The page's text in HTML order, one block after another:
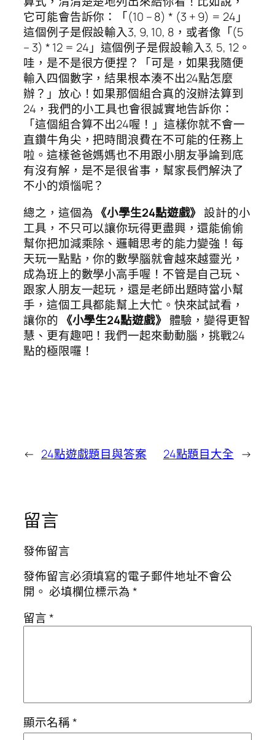
它可能會告訴你：「(10 – 8) * (3 + 9) = 24」
這個例子是假設輸入3, 9, 10, 8，或者像「(5
– 3) * 12 = 24」這個例子是假設輸入3, 5, 12。
哇，是不是很方便捏？「可是，如果我隨便
輸入四個數字，結果根本湊不出24點怎麼
辦？」放心！如果那個組合真的沒辦法算到
24，我們的小工具也會很誠實地告訴你：
「這個組合算不出24喔！」這樣你就不會一
直鑽牛角尖，把時間浪費在不可能的任務上
啦。這樣爸爸媽媽也不用跟小朋友爭論到底
有沒有解，是不是很省事，幫家長們解決了
不小的煩惱呢？
總之，這個為 《小學生24點遊戲》 設計的小
工具，不只可以讓你玩得更盡興，還能偷偷
幫你把加減乘除、邏輯思考的能力變強！每
天玩一點點，你的數學腦就會越來越靈光，
成為班上的數學小高手喔！不管是自己玩、
跟家人朋友一起玩，還是老師出題時當小幫
手，這個工具都能幫上大忙。快來試試看，
讓你的 《小學生24點遊戲》 體驗，變得更智
慧、更有趣吧！我們一起來動動腦，挑戰24
點的極限囉！
← 24點遊戲題目與答案 24點題目大全 →
留言
發佈留言
發佈留言必須填寫的電子郵件地址不會公
開。 必填欄位標示為*
留言*
顯示名稱*